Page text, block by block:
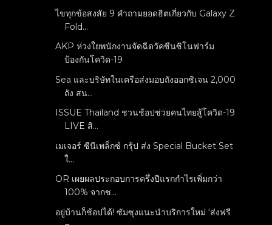
ไขทุกข้อสงสัย 9 คำถามยอดฮิตเกี่ยวกับ Galaxy Z
Fold...
AKP ห่วงใยพนักงานจัดฉีดวัคซีนซิโนฟาร์ม
ป้องกันโควิด-19
Sea และบริษัทในเครือส่งมอบถังออกซิเจน 2,000
ถัง สน...
ISSUE Thailand ชวนช้อปช่วยคนไทยสู้โควิด-19
LIVE สิ...
เมเจอร์ ซีนีเพล็กซ์ กรุ้ป ส่ง Special Bucket Set
ใ...
OR เผยผลประกอบการครึ่งปีแรกกำไรเพิ่มกว่า
100% จากช...
อยู่บ้านก็ช้อปได้! ซัมซุงแนะนำบริการใหม่ ‘ส่งฟรี